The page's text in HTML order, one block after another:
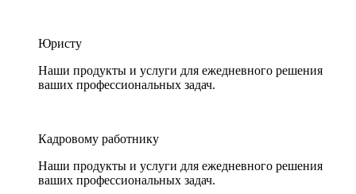
Юристу
Наши продукты и услуги для ежедневного решения
ваших профессиональных задач.
Кадровому работнику
Наши продукты и услуги для ежедневного решения
ваших профессиональных задач.